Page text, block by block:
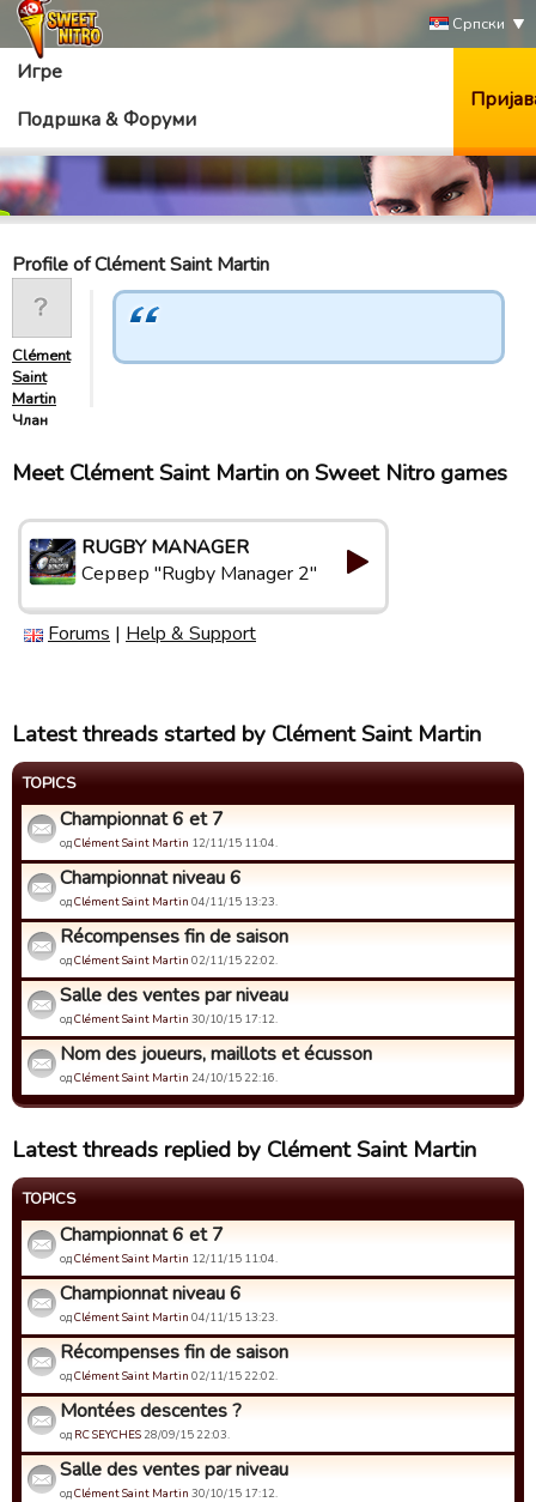
Српски
Игре
Подршка & Форуми
Profile of Clément Saint Martin
Clément
Saint
Martin
Члан
Meet Clément Saint Martin on Sweet Nitro games
RUGBY MANAGER
Сервер "Rugby Manager 2"
Forums | Help & Support
Latest threads started by Clément Saint Martin
TOPICS
Championnat 6 et 7
одClément Saint Martin 12/11/15 11:04.
Championnat niveau 6
одClément Saint Martin 04/11/15 13:23.
Récompenses fin de saison
одClément Saint Martin 02/11/15 22:02.
Salle des ventes par niveau
одClément Saint Martin 30/10/15 17:12.
Nom des joueurs, maillots et écusson
одClément Saint Martin 24/10/15 22:16.
Latest threads replied by Clément Saint Martin
TOPICS
Championnat 6 et 7
одClément Saint Martin 12/11/15 11:04.
Championnat niveau 6
одClément Saint Martin 04/11/15 13:23.
Récompenses fin de saison
одClément Saint Martin 02/11/15 22:02.
Montées descentes ?
од RC SEYCHES 28/09/15 22:03.
Salle des ventes par niveau
одClément Saint Martin 30/10/15 17:12.